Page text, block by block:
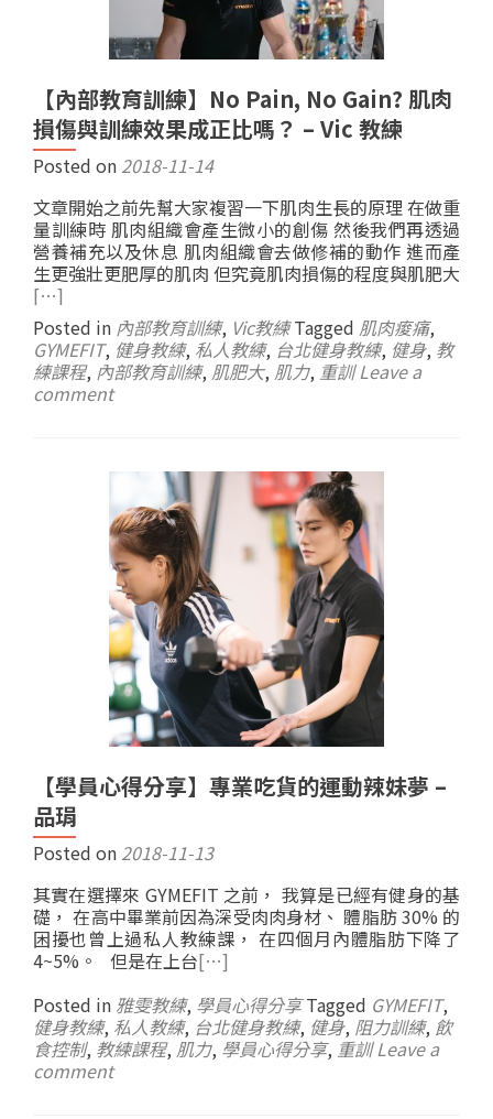
【內部教育訓練】No Pain, No Gain? 肌肉
損傷與訓練效果成正比嗎？ – Vic 教練
Posted on 2018-11-14
文章開始之前先幫大家複習一下肌肉生長的原理 在做重
量訓練時 肌肉組織會產生微小的創傷 然後我們再透過
營養補充以及休息 肌肉組織會去做修補的動作 進而產
生更強壯更肥厚的肌肉 但究竟肌肉損傷的程度與肌肥大
[…]
Posted in 內部教育訓練, Vic教練 Tagged 肌肉痠痛,
GYMEFIT, 健身教練, 私人教練, 台北健身教練, 健身, 教
練課程, 內部教育訓練, 肌肥大, 肌力, 重訓 Leave a
comment
【學員心得分享】專業吃貨的運動辣妹夢 –
品琄
Posted on 2018-11-13
其實在選擇來 GYMEFIT 之前， 我算是已經有健身的基
礎， 在高中畢業前因為深受肉肉身材、 體脂肪 30% 的
困擾也曾上過私人教練課， 在四個月內體脂肪下降了
4~5%。 但是在上台[…]
Posted in 雅雯教練, 學員心得分享 Tagged GYMEFIT,
健身教練, 私人教練, 台北健身教練, 健身, 阻力訓練, 飲
食控制, 教練課程, 肌力, 學員心得分享, 重訓 Leave a
comment